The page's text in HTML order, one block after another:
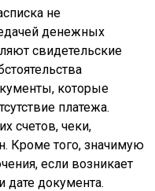
не
денежных
свидетельские
которые
платежа.
счетов, чеки,
Кроме того, значимую
если возникает
дате документа.